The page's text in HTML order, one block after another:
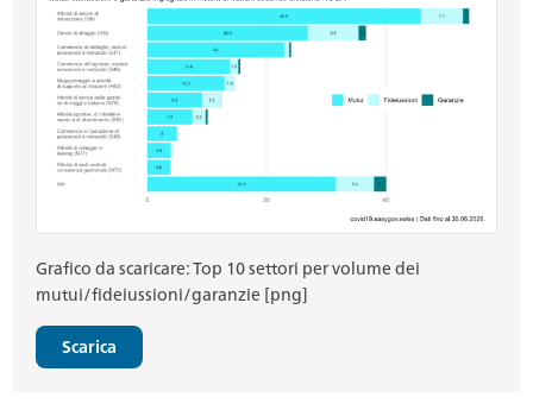
Grafico da scaricare: Top 10 settori per volume dei
mutui/fideiussioni/garanzie [png]
Scarica